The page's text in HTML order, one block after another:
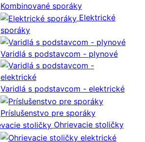
Kombinované sporáky
Elektrické
sporáky
Varidlá s podstavcom - plynové
Varidlá s podstavcom - elektrické
Príslušenstvo pre sporáky
Ohrievacie stoličky